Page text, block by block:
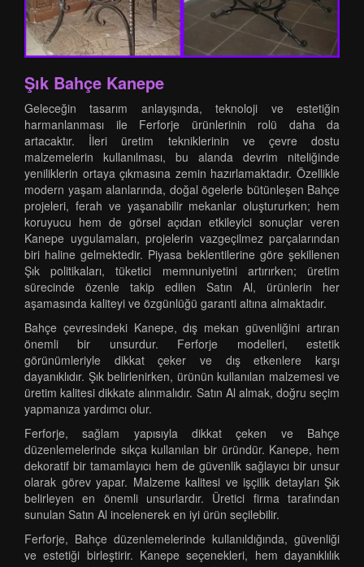
Şık Bahçe Kanepe
Geleceğin tasarım anlayışında, teknoloji ve estetiğin
harmanlanması ile Ferforje ürünlerinin rolü daha da
artacaktır. İleri üretim tekniklerinin ve çevre dostu
malzemelerin kullanılması, bu alanda devrim niteliğinde
yeniliklerin ortaya çıkmasına zemin hazırlamaktadır. Özellikle
modern yaşam alanlarında, doğal ögelerle bütünleşen Bahçe
projeleri, ferah ve yaşanabilir mekanlar oluştururken; hem
koruyucu hem de görsel açıdan etkileyici sonuçlar veren
Kanepe uygulamaları, projelerin vazgeçilmez parçalarından
biri haline gelmektedir. Piyasa beklentilerine göre şekillenen
Şık politikaları, tüketici memnuniyetini artırırken; üretim
sürecinde özenle takip edilen Satın Al, ürünlerin her
aşamasında kaliteyi ve özgünlüğü garanti altına almaktadır.
Bahçe çevresindeki Kanepe, dış mekan güvenliğini artıran
önemli bir unsurdur. Ferforje modelleri, estetik
görünümleriyle dikkat çeker ve dış etkenlere karşı
dayanıklıdır. Şık belirlenirken, ürünün kullanılan malzemesi ve
üretim kalitesi dikkate alınmalıdır. Satın Al almak, doğru seçim
yapmanıza yardımcı olur.
Ferforje, sağlam yapısıyla dikkat çeken ve Bahçe
düzenlemelerinde sıkça kullanılan bir üründür. Kanepe, hem
dekoratif bir tamamlayıcı hem de güvenlik sağlayıcı bir unsur
olarak görev yapar. Malzeme kalitesi ve işçilik detayları Şık
belirleyen en önemli unsurlardır. Üretici firma tarafından
sunulan Satın Al incelenerek en iyi ürün seçilebilir.
Ferforje, Bahçe düzenlemelerinde kullanıldığında, güvenliği
ve estetiği birleştirir. Kanepe seçenekleri, hem dayanıklılık